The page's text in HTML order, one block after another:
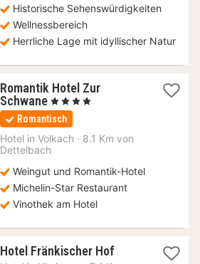
€
Historische Sehenswürdigkeiten
Wellnessbereich
Herrliche Lage mit idyllischer Natur
Romantik Hotel Zur
Schwane 1
Nacht
ab
163,90
€
, 4 Sterne
Romantisch
Hotel in Volkach · 8.1 Km von
Dettelbach
Weingut und Romantik-Hotel
Michelin-Star Restaurant
Vinothek am Hotel
Hotel Fränkischer Hof1